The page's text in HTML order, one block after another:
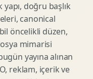
doğru başlık
canonical
öncelikli düzen,
mimarisi
yayına alınan
reklam, içerik ve